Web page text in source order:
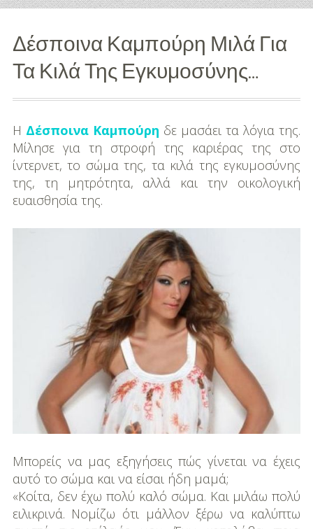
Εκπαίδευση
Βάπτισης
Διάσημες
Βαπτίσεις
Διατροφή-Συνταγές
Συνταγές
Συμβουλές
Διατροφής
Υγεία – Ψυχολογία
Δέσποινα Καμπούρη Μιλά Για
Τα Κιλά Της Εγκυμοσύνης…
Η Δέσποινα Καμπούρη δε μασάει τα λόγια της.
Μίλησε για τη στροφή της καριέρας της στο
ίντερνετ, το σώμα της, τα κιλά της εγκυμοσύνης
της, τη μητρότητα, αλλά και την οικολογική
ευαισθησία της.
Μπορείς να μας εξηγήσεις πώς γίνεται να έχεις
αυτό το σώμα και να είσαι ήδη μαμά;
«Κοίτα, δεν έχω πολύ καλό σώμα. Και μιλάω πολύ
ειλικρινά. Νομίζω ότι μάλλον ξέρω να καλύπτω